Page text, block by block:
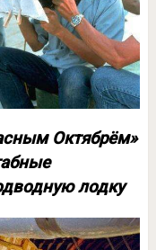
Октябрём»
лодку